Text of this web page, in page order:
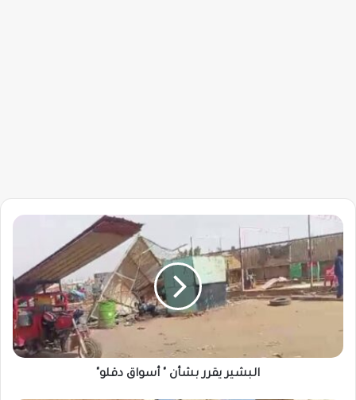
البشير
يقرر
بشأن
"
أسواق
البشير يقرر بشأن " أسواق دقلو"